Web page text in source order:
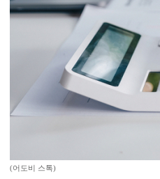
(어도비 스톡)